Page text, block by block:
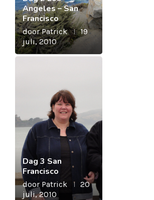
Angeles – San
Francisco
doorPatrick
19
juli, 2010
Dag 3 San
Francisco
door Patrick
20
juli, 2010